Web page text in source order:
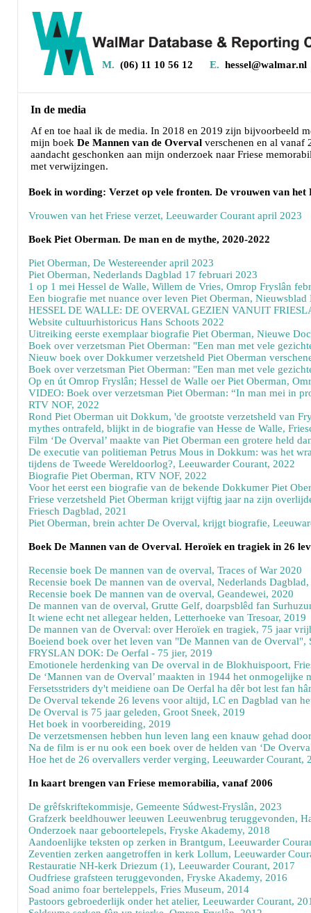
M. (06) 11 10 56 12 E. hessel@walmar.nl
In de media
Af en toe haal ik de media. In 2018 en 2019 zijn bijvoorbeeld
mijn boek De Mannen van de Overval verschenen en al vanaf
aandacht geschonken aan mijn onderzoek naar Friese
met verwijzingen.
Boek in wording: Verzet op vele fronten. De vrouwen van het
Vrouwen van het Friese verzet, Leeuwarder Courant april 2023
Boek Piet Oberman. De man en de mythe, 2020-2022
Piet Oberman, De Westereender april 2023
Piet Oberman, Nederlands Dagblad 17 februari 2023
1 op 1 mei Hessel de Walle, Willem de Vries, Omrop Fryslân
Een biografie met nuance over leven Piet Oberman,
HESSEL DE WALLE: DE OVERVAL GEZIEN VANUIT
Website cultuurhistoricus Hans Schoots 2022
Uitreiking eerste exemplaar biografie Piet Oberman, Nieuwe
Boek over verzetsman Piet Oberman: "Een man met vele
Nieuw boek over Dokkumer verzetsheld Piet Oberman
Boek over verzetsman Piet Oberman: "Een man met vele
Op en út Omrop Fryslân; Hessel de Walle oer Piet Oberman,
VIDEO: Boek over verzetsman Piet Oberman: “In man mei in
RTV NOF, 2022
Rond Piet Oberman uit Dokkum, 'de grootste verzetsheld van
mythes ontrafeld, blijkt in de biografie van Hesse de Walle,
Film ‘De Overval’ maakte van Piet Oberman een grotere held
De executie van politieman Petrus Mous in Dokkum: was het
tijdens de Tweede Wereldoorlog?, Leeuwarder Courant, 2022
Biografie Piet Oberman, RTV NOF, 2022
Voor het eerst een biografie van de bekende Dokkumer Piet
Friese verzetsheld Piet Oberman krijgt vijftig jaar na zijn
Friesch Dagblad, 2021
Piet Oberman, brein achter De Overval, krijgt biografie,
Boek De Mannen van de Overval. Heroïek en tragiek in 26
Recensie boek De mannen van de overval, Traces of War 2020
Recensie boek De mannen van de overval, Nederlands
Recensie boek De mannen van de overval, Geandewei, 2020
De mannen van de overval, Grutte Gelf, doarpsblêd fan
It wiene echt net allegear helden, Letterhoeke van Tresoar, 2019
De mannen van de Overval: over Heroïek en tragiek, 75 jaar
Boeiend boek over het leven van "De Mannen van de Overval",
FRYSLAN DOK: De Oerfal - 75 jier, 2019
Emotionele herdenking van De overval in de Blokhuispoort,
De ‘Mannen van de Overval’ maakten in 1944 het onmogelijke
Fersetsstriders dy't meidiene oan De Oerfal ha dêr bot lest fan
De Overval tekende 26 levens voor altijd, LC en Dagblad van
De Overval is 75 jaar geleden, Groot Sneek, 2019
Het boek in voorbereiding, 2019
De verzetsmensen hebben hun leven lang een knauw gehad
Na de film is er nu ook een boek over de helden van ‘De
Hoe het de 26 overvallers verder verging, Leeuwarder Courant,
In kaart brengen van Friese memorabilia, vanaf 2006
De grêfskriftekommisje, Gemeente Súdwest-Fryslân, 2023
Grafzerk beeldhouwer leeuwen Leeuwenbrug teruggevonden,
Onderzoek naar geboortelepels, Fryske Akademy, 2018
Aandoenlijke teksten op zerken in Brantgum, Leeuwarder
Zeventien zerken aangetroffen in kerk Lollum, Leeuwarder
Restauratie NH-kerk Driezum (1), Leeuwarder Courant, 2017
Oudfriese grafsteen teruggevonden, Fryske Akademy, 2016
Soad animo foar berteleppels, Fries Museum, 2014
Pastoors gebroederlijk onder het atelier, Leeuwarder Courant,